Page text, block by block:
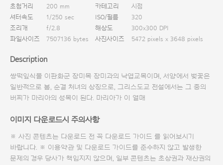
초첨거리
200 mm 카테고리
시점
셔터속도
1/250 sec ISO/필름
320
조리개
f/2.8 해상도
300x300 DPI
파일사이즈
7507136 bytes 사진사이즈 5472 pixels x 3648 pixels
Description
쌍떡잎식물 이판화군 장미목 장미과의 낙엽교목이며, 서양에서 벚꽃은
일반적으로 봄, 순결 처녀의 상징으로, 그리스도교 전설에서는 그 중의
버찌가 마리아의 성목이 된다. 마리아가 이 열매
이미지 다운로드시 주의사항
※ 사진 콘텐츠는 다운로드 전 꼭 다운로드 가이드 를 읽어보시기
바랍니다. ※ 이용약관 및 다운로드 가이드를 준수하지 않고 발생한
문제의 경우 당사가 책임지지 않으며, 일부 콘텐츠는 초상권과 재산권의